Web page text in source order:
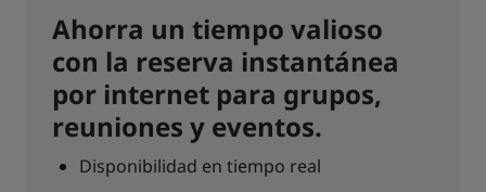
Ahorra un tiempo valioso
con la reserva instantánea
por internet para grupos,
reuniones y eventos.
Disponibilidad en tiempo real